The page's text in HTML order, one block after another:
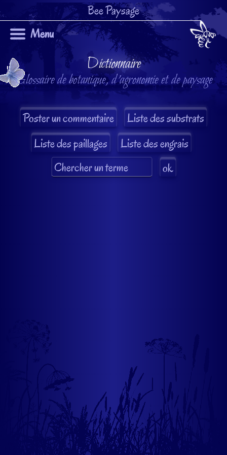
Bee Paysage
Menu
Dictionnaire
Glossaire de botanique, d'agronomie et de paysage
Liste des substrats
Liste des paillages
Liste des engrais